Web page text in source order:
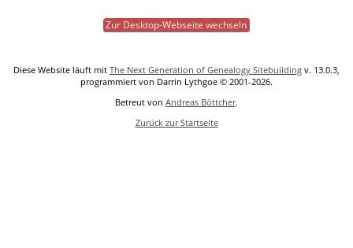
Zur Desktop-Webseite wechseln
Diese Website läuft mit The Next Generation of Genealogy Sitebuilding v. 13.0.3,
programmiert von Darrin Lythgoe © 2001-2026.
Betreut von Andreas Böttcher.
Zurück zur Startseite